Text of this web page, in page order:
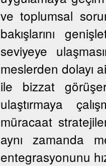
ve toplumsal
bakışlarını
seviyeye
meslerden dolayı
ile bizzat
ulaştırmaya
müracaat
aynı zamanda
entegrasyonunu